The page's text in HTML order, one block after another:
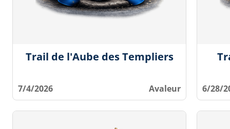
Trail de l'Aube des Templiers
7/4/2026 Avaleur 6/28/